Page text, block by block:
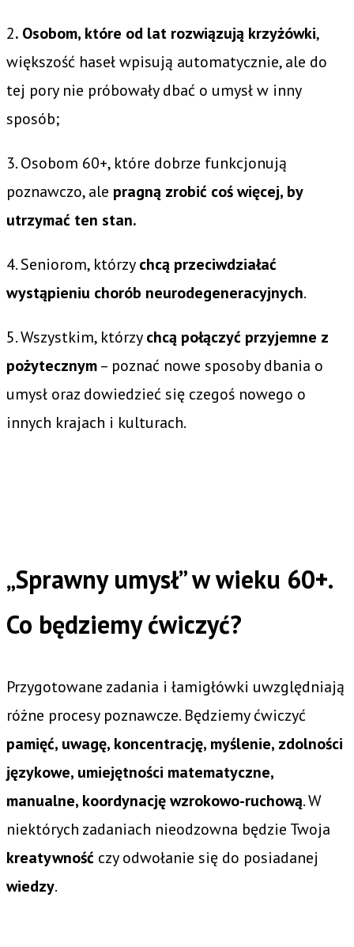
2. Osobom, które od lat rozwiązują krzyżówki,
większość haseł wpisują automatycznie, ale do
tej pory nie próbowały dbać o umysł w inny
sposób;
3. Osobom 60+, które dobrze funkcjonują
poznawczo, ale pragną zrobić coś więcej, by
utrzymać ten stan.
4. Seniorom, którzychcą przeciwdziałać
wystąpieniu chorób neurodegeneracyjnych.
5. Wszystkim, którzychcą połączyć przyjemne z
pożytecznym– poznać nowe sposoby dbania o
umysł oraz dowiedzieć się czegoś nowego o
innych krajach i kulturach.
„Sprawny umysł” w wieku 60+.
Co będziemy ćwiczyć?
Przygotowane zadania i łamigłówki uwzględniają
różne procesy poznawcze. Będziemy ćwiczyć
pamięć, uwagę, koncentrację, myślenie, zdolności
językowe, umiejętności matematyczne,
manualne, koordynację wzrokowo-ruchową. W
niektórych zadaniach nieodzowna będzie Twoja
kreatywność czy odwołanie się do posiadanej
wiedzy.